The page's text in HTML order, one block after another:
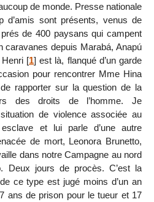
de monde. Presse nationale
d’amis sont présents, venus de
de 400 paysans qui campent
caravanes depuis Marabá, Anapú
[1] est là, flanqué d’un garde
pour rencontrer Mme Hina
rapporter sur la question de la
des droits de l’homme. Je
de violence associée au
et lui parle d’une autre
de mort, Leonora Brunetto,
dans notre Campagne au nord
Deux jours de procès. C’est la
ce type est jugé moins d’un an
ans de prison pour le tueur et 17